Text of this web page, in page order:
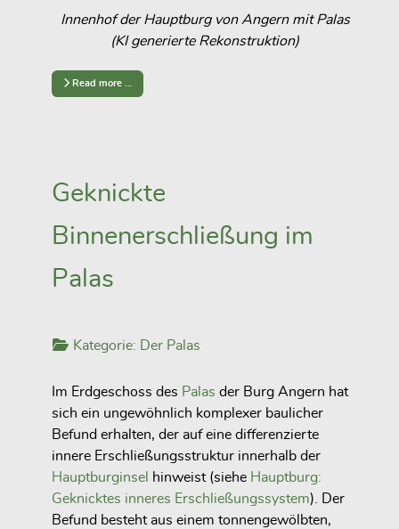
Innenhof der Hauptburg von Angern mit Palas
(KI generierte Rekonstruktion)
Read more …
Geknickte
Binnenerschließung im
Palas
Kategorie: Der Palas
Im Erdgeschoss des Palas der Burg Angern hat
sich ein ungewöhnlich komplexer baulicher
Befund erhalten, der auf eine differenzierte
innere Erschließungsstruktur innerhalb der
Hauptburginsel
hinweist (siehe Hauptburg:
Geknicktes inneres Erschließungssystem). Der
Befund besteht aus einem tonnengewölbten,